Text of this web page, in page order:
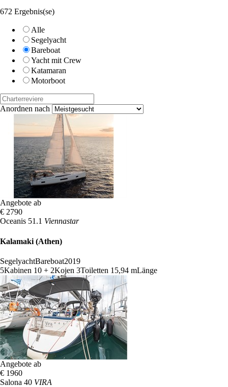
672 Ergebnis(se)
Alle
Segelyacht
Bareboat
Yacht mit Crew
Katamaran
Motorboot
Anordnen nach
Angebote ab
€ 2790
Oceanis 51.1 Viennastar
Kalamaki (Athen)
SegelyachtBareboat2019
5Kabinen 10 + 2Kojen 3Toiletten 15,94 mLänge
Angebote ab
€ 1960
Salona 40 VIRA